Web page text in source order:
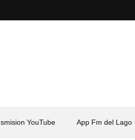
YouTube App Fm del Lago